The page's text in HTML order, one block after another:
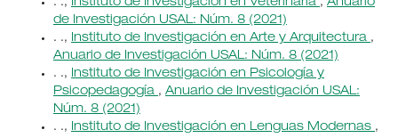
. ., Instituto de Investigación en Veterinaria , Anuario
de Investigación USAL: Núm. 8 (2021)
. ., Instituto de Investigación en Arte y Arquitectura ,
Anuario de Investigación USAL: Núm. 8 (2021)
. ., Instituto de Investigación en Psicología y
Psicopedagogía , Anuario de Investigación USAL:
Núm. 8 (2021)
. ., Instituto de Investigación en Lenguas Modernas ,